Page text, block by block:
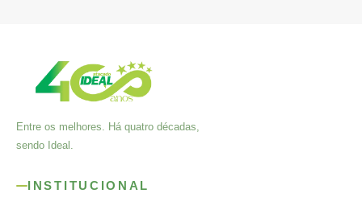
Entre os melhores. Há quatro décadas,
sendo Ideal.
INSTITUCIONAL